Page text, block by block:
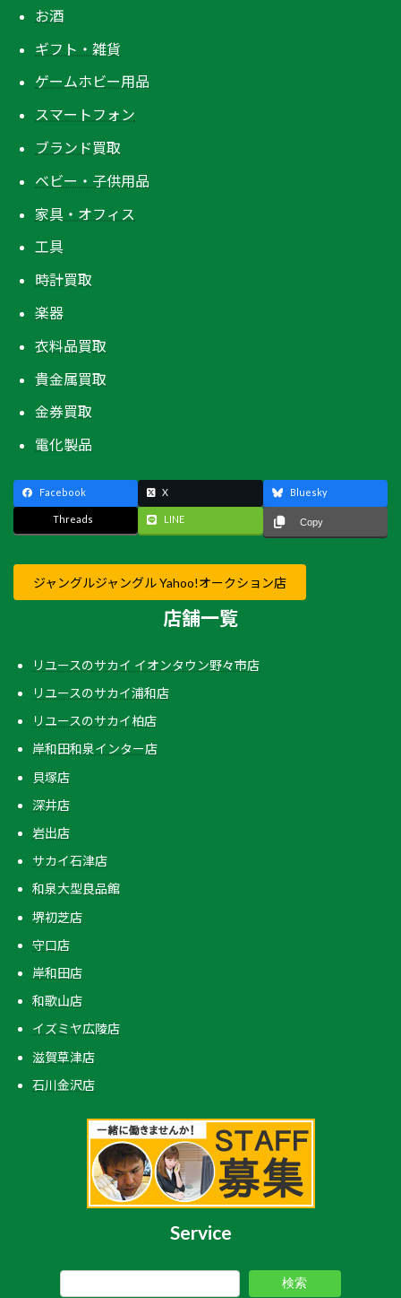
お酒
ギフト・雑貨
ゲームホビー用品
スマートフォン
ブランド買取
ベビー・子供用品
家具・オフィス
工具
時計買取
楽器
衣料品買取
貴金属買取
金券買取
電化製品
Facebook X Bluesky
Threads LINE Copy
ジャングルジャングル Yahoo!オークション店
店舗一覧
リユースのサカイ イオンタウン野々市店
リユースのサカイ浦和店
リユースのサカイ柏店
岸和田和泉インター店
貝塚店
深井店
岩出店
サカイ石津店
和泉大型良品館
堺初芝店
守口店
岸和田店
和歌山店
イズミヤ広陵店
滋賀草津店
石川金沢店
Service
検索